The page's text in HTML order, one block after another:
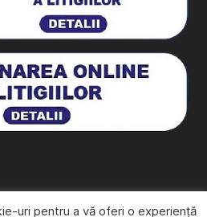
Webdesign byBeniamin Iliut
uri pentru a vă oferi o experiență